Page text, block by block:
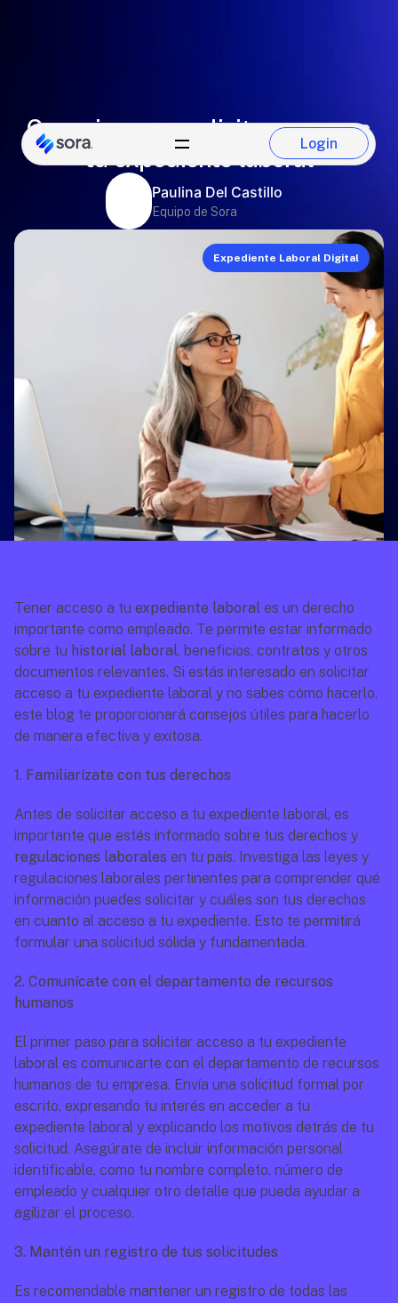
Login
Login
Consejos para solicitar acceso a
tu expediente laboral
Paulina Del Castillo
Equipo de Sora
Expediente Laboral Digital
Tener acceso a tu expediente laboral es un derecho
importante como empleado. Te permite estar informado
sobre tu historial laboral, beneficios, contratos y otros
documentos relevantes. Si estás interesado en solicitar
acceso a tu expediente laboral y no sabes cómo hacerlo,
este blog te proporcionará consejos útiles para hacerlo
de manera efectiva y exitosa.
1. Familiarízate con tus derechos
Antes de solicitar acceso a tu expediente laboral, es
regulaciones laborales en tu país. Investiga las leyes y
regulaciones laborales pertinentes para comprender qué
información puedes solicitar y cuáles son tus derechos
en cuanto al acceso a tu expediente. Esto te permitirá
formular una solicitud sólida y fundamentada.
2. Comunícate con el departamento de recursos
humanos
El primer paso para solicitar acceso a tu expediente
laboral es comunicarte con el departamento de recursos
humanos de tu empresa. Envía una solicitud formal por
escrito, expresando tu interés en acceder a tu
expediente laboral y explicando los motivos detrás de tu
solicitud. Asegúrate de incluir información personal
identificable, como tu nombre completo, número de
empleado y cualquier otro detalle que pueda ayudar a
agilizar el proceso.
3. Mantén un registro de tus solicitudes
Es recomendable mantener un registro de todas las